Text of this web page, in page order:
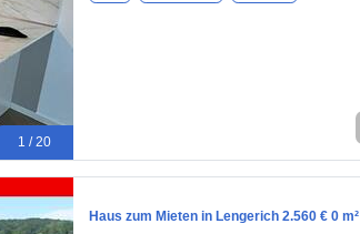
1 / 20
Haus zum Mieten in Lengerich 2.560 € 0 m²